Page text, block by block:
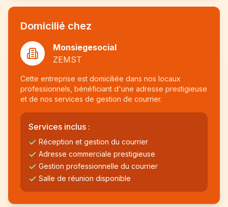
Domicilié chez
Monsiegesocial
ZEMST
Cette entreprise est domiciliée dans nos locaux
professionnels, bénéficiant d'une adresse prestigieuse
et de nos services de gestion de courrier.
Services inclus :
Réception et gestion du courrier
Adresse commerciale prestigieuse
Gestion professionnelle du courrier
Salle de réunion disponible